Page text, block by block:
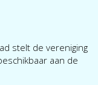
stelt de vereniging
aan de